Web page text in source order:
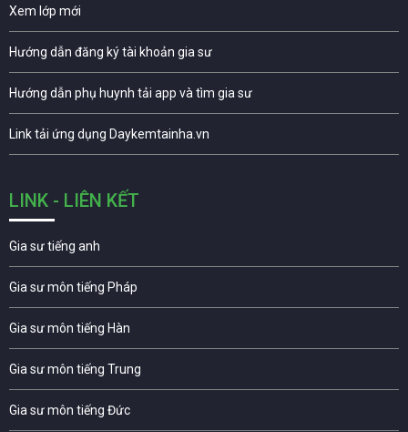
Xem lớp mới
Hướng dẫn đăng ký tài khoản gia sư
Hướng dẫn phụ huynh tải app và tìm gia sư
Link tải ứng dụng Daykemtainha.vn
LINK - LIÊN KẾT
Gia sư tiếng anh
Gia sư môn tiếng Pháp
Gia sư môn tiếng Hàn
Gia sư môn tiếng Trung
Gia sư môn tiếng Đức